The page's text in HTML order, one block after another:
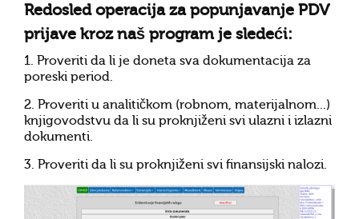
Redosled operacija za popunjavanje PDV
prijave kroz naš program je sledeći:
1. Proveriti da li je doneta sva dokumentacija za
poreski period.
2. Proveriti u analitičkom (robnom, materijalnom...)
knjigovodstvu da li su proknjiženi svi ulazni i izlazni
dokumenti.
3. Proveriti da li su proknjiženi svi finansijski nalozi.